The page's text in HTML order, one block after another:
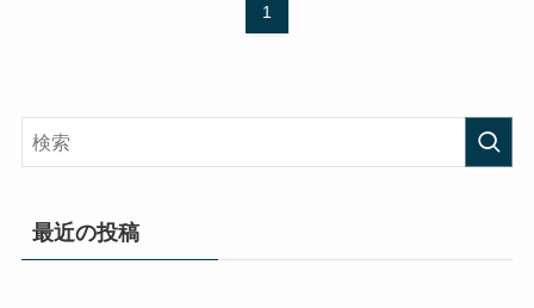
1
最近の投稿